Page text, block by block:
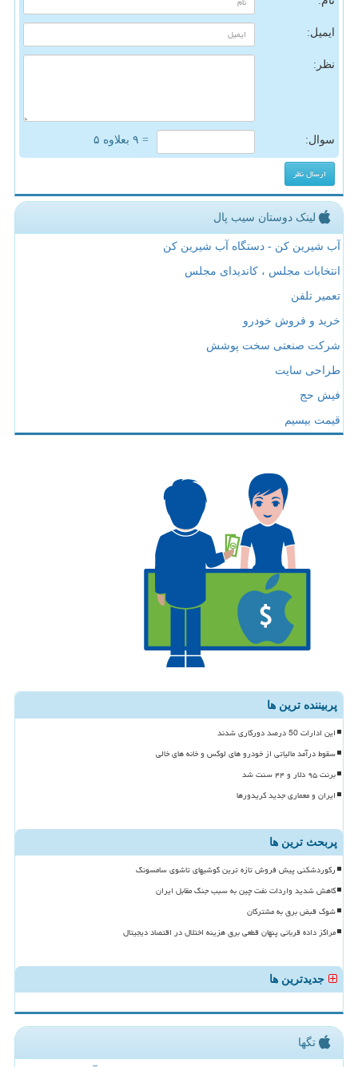
ایمیل:
نظر:
سوال: = ۹ بعلاوه ۵
لینک دوستان سیب پال
آب شیرین کن - دستگاه آب شیرین کن
انتخابات مجلس ، کاندیدای مجلس
تعمیر تلفن
خرید و فروش خودرو
شرکت صنعتی سخت پوشش
طراحی سایت
فیش حج
قیمت بیسیم
پربیننده ترین ها
این ادارات 50 درصد دورکاری شدند
سقوط درآمد مالیاتی از خودرو های لوکس و خانه های خالی
برنت ۹۵ دلار و ۴۴ سنت شد
ایران و معماری جدید کریدورها
پربحث ترین ها
رکوردشکنی پیش فروش تازه ترین گوشیهای تاشوی سامسونگ
کاهش شدید واردات نفت چین به سبب جنگ مقابل ایران
شوک قبض برق به مشترکان
مراکز داده قربانی پنهان قطعی برق هزینه اختلال در اقتصاد دیجیتال
جدیدترین ها
تگها